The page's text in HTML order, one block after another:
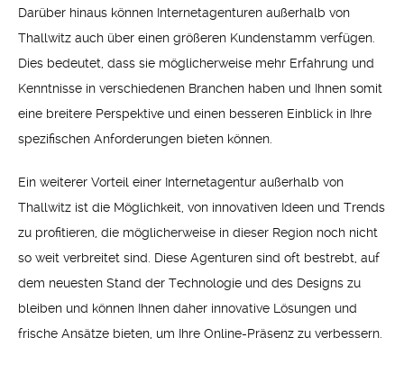
Darüber hinaus können Internetagenturen außerhalb von
Thallwitz auch über einen größeren Kundenstamm verfügen.
Dies bedeutet, dass sie möglicherweise mehr Erfahrung und
Kenntnisse in verschiedenen Branchen haben und Ihnen somit
eine breitere Perspektive und einen besseren Einblick in Ihre
spezifischen Anforderungen bieten können.
Ein weiterer Vorteil einer Internetagentur außerhalb von
Thallwitz ist die Möglichkeit, von innovativen Ideen und Trends
zu profitieren, die möglicherweise in dieser Region noch nicht
so weit verbreitet sind. Diese Agenturen sind oft bestrebt, auf
dem neuesten Stand der Technologie und des Designs zu
bleiben und können Ihnen daher innovative Lösungen und
frische Ansätze bieten, um Ihre Online-Präsenz zu verbessern.